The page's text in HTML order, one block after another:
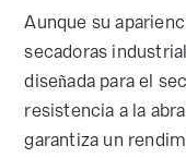
Aunque su
secadoras
diseñada para el
resistencia a la
garantiza un